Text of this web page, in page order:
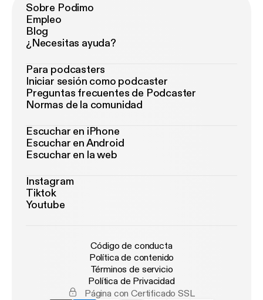
Sobre Podimo
Empleo
Blog
¿Necesitas ayuda?
Para podcasters
Iniciar sesión como podcaster
Preguntas frecuentes de Podcaster
Normas de la comunidad
Escuchar en iPhone
Escuchar en Android
Escuchar en la web
Instagram
Tiktok
Youtube
Código de conducta
Política de contenido
Términos de servicio
Política de Privacidad
Página con Certificado SSL